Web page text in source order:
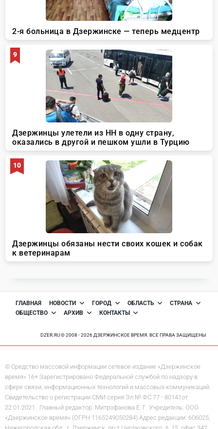
ГЛАВНАЯ НОВОСТИ ГОРОД ОБЛАСТЬ
СТРАНА
ОБЩЕСТВО
АРХИВ КОНТАКТЫ
DZER.RU © 2008 - 2026 ДЗЕРЖИНСКОЕ ВРЕМЯ. ВСЕ ПРАВА ЗАЩИЩЕНЫ
© Средство массовой информации сетевое издание «Дзержинское
время» 16+ Зарегистрировано Федеральной службой по надзору в
сфере связи, информационных технологий и массовых коммуникаций.
Свидетельство о регистрации СМИ серия Эл № ФС 77 - 80141от
22.01.2021. Главный редактор: Митрофанова Е. Г. Учредитель: ООО
«Дзержинское время» (ОГРН 1165249050284) Адрес редакции: 606025,